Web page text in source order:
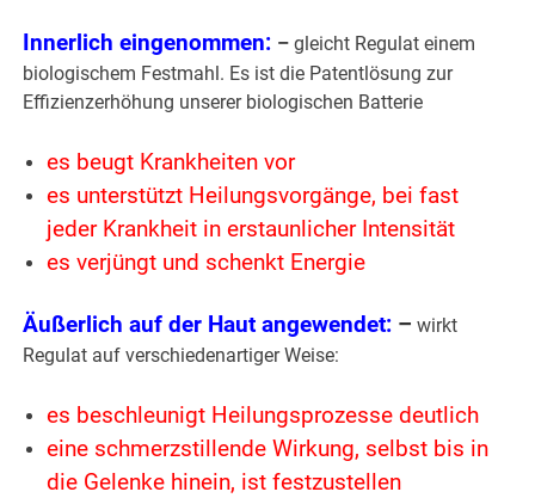
Innerlich eingenommen: –gleicht Regulat einem
biologischem Festmahl. Es ist die Patentlösung zur
Effizienzerhöhung unserer biologischen Batterie
es beugt Krankheiten vor
es unterstützt Heilungsvorgänge, bei fast
jeder Krankheit in erstaunlicher Intensität
es verjüngt und schenkt Energie
Äußerlich auf der Haut angewendet: – wirkt
Regulat auf verschiedenartiger Weise:
es beschleunigt Heilungsprozesse deutlich
eine schmerzstillende Wirkung, selbst bis in
die Gelenke hinein, ist festzustellen